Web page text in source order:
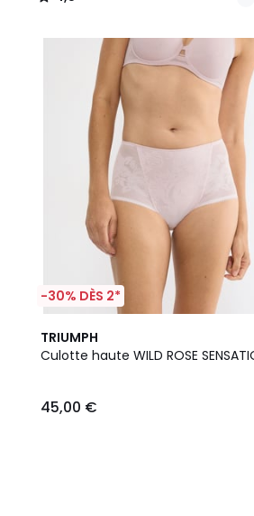
/
-30% DÈS 2*
TRIUMPH
Culotte haute WILD ROSE
45,00 €